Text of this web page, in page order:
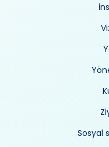
Sosyal